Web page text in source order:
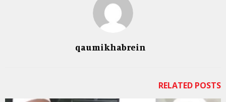
qaumikhabrein
RELATED POSTS